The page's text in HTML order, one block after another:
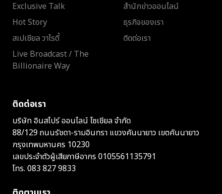
Exclusive Talk
Hot Story
สเปเชียล วาไรตี้
Live Broadcast / The
Billionaire Way
สำนักข่าวออนไลน์
ธุรกิจของเรา
ติดต่อเรา
ติดต่อเรา
บริษัท อินสไปร์ ออนไลน์ โซเชียล จำกัด
88/129 ถนนรัชดา-รามอินทรา แขวงคันนายาว เขตคันนายาว
กรุงเทพมหานคร 10230
เลขประจำตัวผู้เสียภาษีอากร 0105561135791
โทร. 083 827 9833